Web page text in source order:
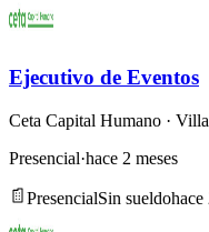
Ejecutivo de Eventos
Ceta Capital Humano ·
Presencial·hace 2 meses
PresencialSin sueldohace